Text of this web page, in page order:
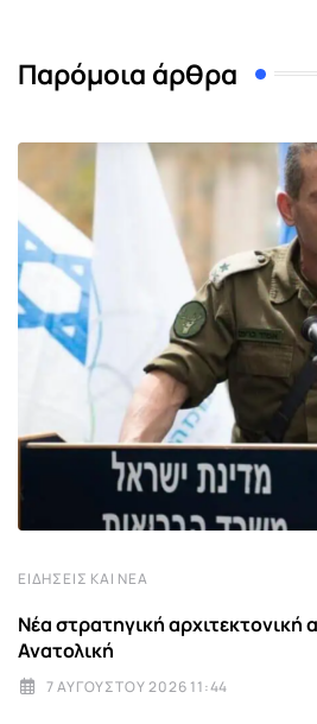
Παρόμοια άρθρα
ΕΙΔΉΣΕΙΣ ΚΑΙ ΝΈΑ
Νέα στρατηγική αρχιτεκτονική
Ανατολική
7 ΑΥΓΟΎΣΤΟΥ 2026 11:44